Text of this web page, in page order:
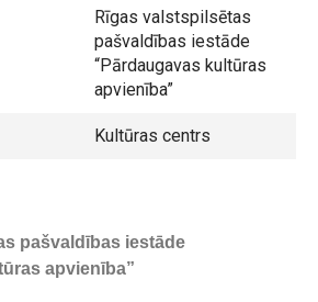
Rīgas valstspilsētas
pašvaldības iestāde
“Pārdaugavas kultūras
apvienība”
Kultūras centrs
pašvaldības iestāde
apvienība”